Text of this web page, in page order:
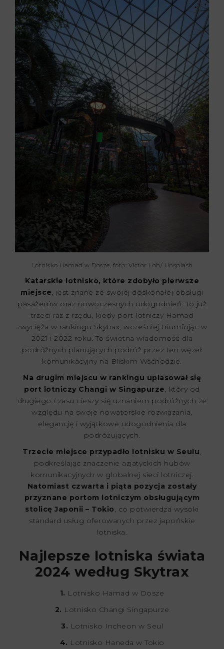
Lotnisko Hamad w Dosze, foto: Victor Loh/ Unsplash
Katarskie lotnisko, które zdobyło pierwsze
miejsce, jest znane ze swojej doskonałej obsługi
pasażerów oraz nowoczesnych udogodnień. To już
trzeci raz z rzędu, kiedy port lotniczy Hamad
zwycięża w rankingu Skytrax, wcześniej triumfując w
2021 i 2022 roku. To świetna wiadomość dla
podróżnych planujących podróż przez ten węzeł
komunikacyjny na Bliskim Wschodzie.
Na drugim miejscu w rankingu uplasował się
port lotniczy Changi w Singapurze, który od
długiego czasu cieszy się uznaniem podróżnych ze
względu na swoje nowatorskie rozwiązania,
elegancję i wyjątkowe udogodnienia dla
podróżujących.
Trzecie miejsce przypadło lotnisku w Seulu,
podkreślając znaczenie azjatyckich hubów
komunikacyjnych w globalnej sieci lotniczej.
Natomiast czwarta i piąta pozycja zostały
przyznane portom lotniczym obsługującym
stolicę Japonii – Tokio, co potwierdza wysoki
standard usług oferowanych przez japońskie
lotniska.
Najlepsze lotniska świata
2024 według Skytrax
1. Lotnisko Hamad w Dosze
2. Lotnisko Changi Singapurze
3. Lotnisko Incheon w Seul
4. Lotnisko Haneda w Tokio